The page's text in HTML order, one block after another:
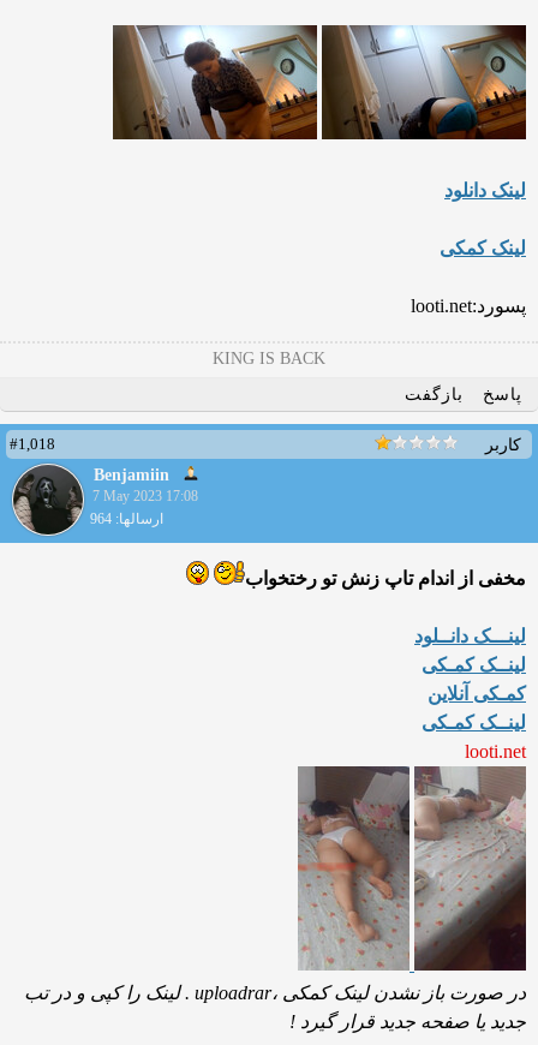
لینک دانلود
لینک کمکی
پسورد:looti.net
KING IS BACK
پاسخ
بازگفت
کاربر
#1,018
Benjamiin
7 May 2023 17:08
ارسالها: 964
مخفی از اندام تاپ زنش تو رختخواب
لینـــک دانــلود
لینــک کمـکی
کمـکی آنلاین
لینــک کمـکی
looti.net
در صورت باز نشدن لینک کمکی ،uploadrar . لینک را کپی و در تب
جدید یا صفحه جدید قرار گیرد !